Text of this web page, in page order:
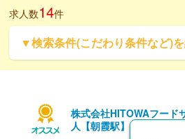
求人数14件
▼検索条件(こだわり条件など)
株式会社HITOWAフード
人【朝霞駅】